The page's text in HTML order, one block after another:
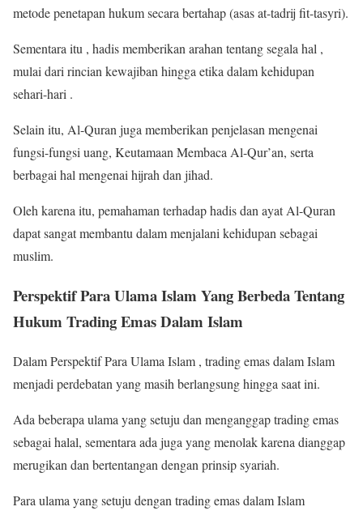
metode penetapan hukum secara bertahap (asas at-tadrij fit-tasyri).
Sementara itu , hadis memberikan arahan tentang segala hal ,
mulai dari rincian kewajiban hingga etika dalam kehidupan
sehari-hari .
Selain itu, Al-Quran juga memberikan penjelasan mengenai
fungsi-fungsi uang, Keutamaan Membaca Al-Qur’an, serta
berbagai hal mengenai hijrah dan jihad.
Oleh karena itu, pemahaman terhadap hadis dan ayat Al-Quran
dapat sangat membantu dalam menjalani kehidupan sebagai
muslim.
Perspektif Para Ulama Islam Yang Berbeda Tentang
Hukum Trading Emas Dalam Islam
Dalam Perspektif Para Ulama Islam , trading emas dalam Islam
menjadi perdebatan yang masih berlangsung hingga saat ini.
Ada beberapa ulama yang setuju dan menganggap trading emas
sebagai halal, sementara ada juga yang menolak karena dianggap
merugikan dan bertentangan dengan prinsip syariah.
Para ulama yang setuju dengan trading emas dalam Islam